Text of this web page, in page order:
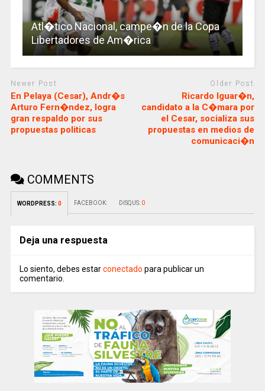
Atl�tico Nacional, campe�n de la Copa
Libertadores de Am�rica
Newer Post
En Pelaya (Cesar), Andr�s
Arturo Fern�ndez, logra
gran respaldo por sus
propuestas politicas
Older Post
Ricardo Iguar�n,
candidato a la C�mara por
el Cesar, socializa sus
propuestas en medios de
comunicaci�n
COMMENTS
WORDPRESS: 0 FACEBOOK: DISQUS: 0
Deja una respuesta
Lo siento, debes estarconectado para publicar un
comentario.